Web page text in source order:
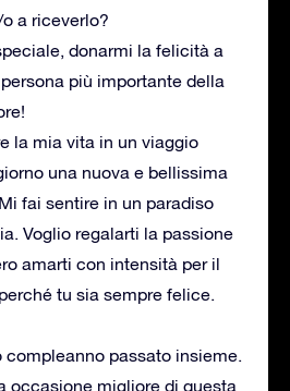
a riceverlo?
donarmi la felicità a
più importante della
la mia vita in un viaggio
una nuova e bellissima
fai sentire in un paradiso
Voglio regalarti la passione
amarti con intensità per il
tu sia sempre felice.
compleanno passato insieme.
occasione migliore di questa